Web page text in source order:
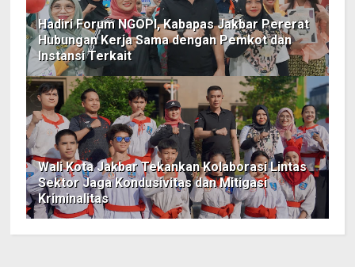
Hadiri Forum NGOPI, Kabapas Jakbar Pererat
Hubungan Kerja Sama dengan Pemkot dan
Instansi Terkait
Wali Kota Jakbar Tekankan Kolaborasi Lintas
Sektor Jaga Kondusivitas dan Mitigasi
Kriminalitas